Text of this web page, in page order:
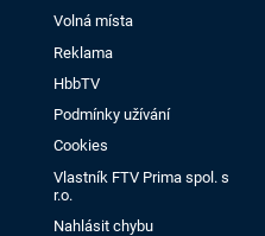
Volná místa
Reklama
HbbTV
Podmínky užívání
Cookies
Vlastník FTV Prima spol. s
r.o.
Nahlásit chybu